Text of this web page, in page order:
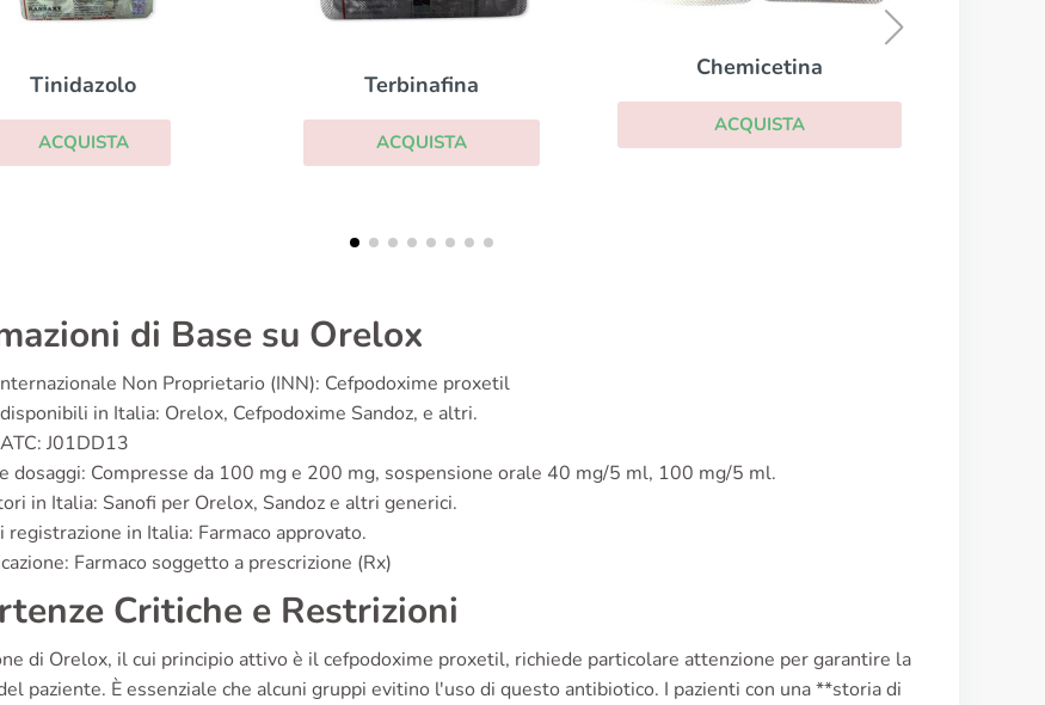
Terbinafina
ACQUISTA
ACQUISTA
di Base su Orelox
Non Proprietario (INN): Cefpodoxime proxetil
in Italia: Orelox, Cefpodoxime Sandoz, e altri.
J01DD13
dosaggi: Compresse da 100 mg e 200 mg, sospensione orale 40 mg/5 ml, 100 mg/5 ml.
in Italia: Sanofi per Orelox, Sandoz e altri generici.
registrazione in Italia: Farmaco approvato.
Farmaco soggetto a prescrizione (Rx)
Critiche e Restrizioni
di Orelox, il cui principio attivo è il cefpodoxime proxetil, richiede particolare attenzione per garantire la
paziente. È essenziale che alcuni gruppi evitino l'uso di questo antibiotico. I pazienti con una **storia di